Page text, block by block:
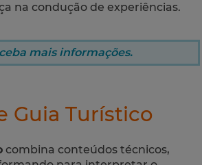
na condução de experiências.
mais informações.
Guia Turístico
combina conteúdos técnicos,